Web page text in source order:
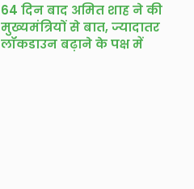
64 दिन बाद अमित शाह ने की
मुख्यमंत्रियों से बात, ज्यादातर
लॉकडाउन बढ़ाने के पक्ष में